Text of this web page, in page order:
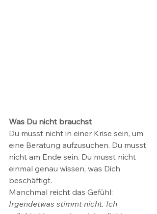
Was Du nicht brauchst
Du musst nicht in einer Krise sein, um
eine Beratung aufzusuchen. Du musst
nicht am Ende sein. Du musst nicht
einmal genau wissen, was Dich
beschäftigt.
Manchmal reicht das Gefühl:
Irgendetwas stimmt nicht. Ich